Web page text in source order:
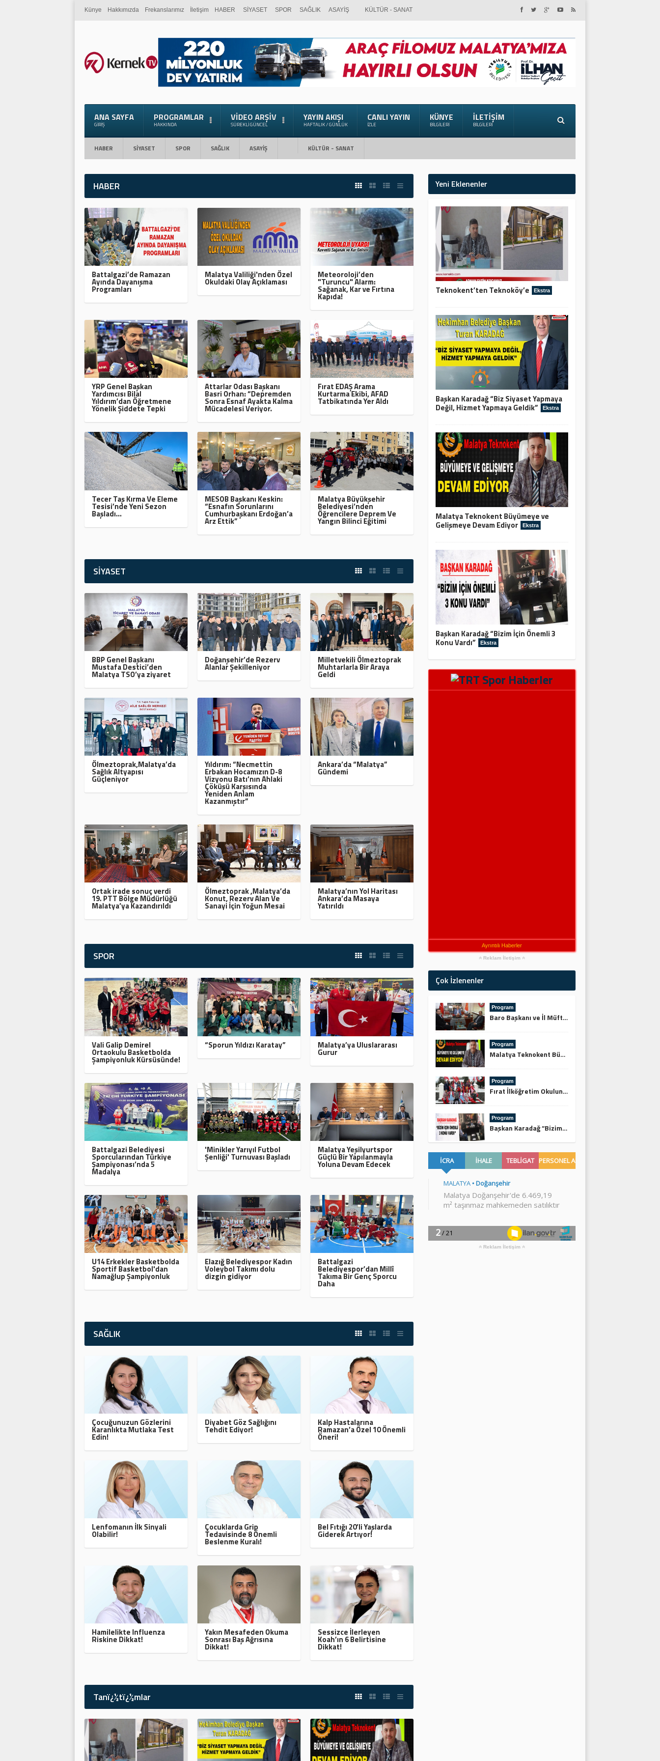
Künye Hakkımızda Frekanslarımız İletişim HABER SİYASET SPOR SAĞLIK ASAYİŞ KÜLTÜR - SANAT
ANA SAYFA
GIRIŞ
PROGRAMLAR
HAKKINDA
VIDEO ARŞIV
SÜREKLI GÜNCEL
YAYIN AKIŞI
HAFTALIK / GÜNLÜK
CANLI YAYIN
İZLE
KÜNYE
BILGILERI
İLETIŞIM
BILGILERI
HABER SİYASET SPOR SAĞLIK ASAYİŞ KÜLTÜR - SANAT
HABER
Battalgazi’de Ramazan
Ayında Dayanışma
Programları
Malatya Valiliği'nden Özel
Okuldaki Olay Açıklaması
Meteoroloji’den
"Turuncu" Alarm:
Sağanak, Kar ve Fırtına
Kapıda!
YRP Genel Başkan
Yardımcısı Bilal
Yıldırım’dan Öğretmene
Yönelik Şiddete Tepki
Attarlar Odası Başkanı
Basri Orhan: “Depremden
Sonra Esnaf Ayakta Kalma
Mücadelesi Veriyor.
Fırat EDAŞ Arama
Kurtarma Ekibi, AFAD
Tatbikatında Yer Aldı
Tecer Taş Kırma Ve Eleme
Tesisi’nde Yeni Sezon
Başladı…
MESOB Başkanı Keskin:
“Esnafın Sorunlarını
Cumhurbaşkanı Erdoğan’a
Arz Ettik”
Malatya Büyükşehir
Belediyesi’nden
Öğrencilere Deprem Ve
Yangın Bilinci Eğitimi
SİYASET
BBP Genel Başkanı
Mustafa Destici’den
Malatya TSO’ya ziyaret
Doğanşehir’de Rezerv
Alanlar Şekilleniyor
Milletvekili Ölmeztoprak
Muhtarlarla Bir Araya
Geldi
Ölmeztoprak,Malatya’da
Sağlık Altyapısı
Güçleniyor
Yıldırım: “Necmettin
Erbakan Hocamızın D-8
Vizyonu Batı’nın Ahlaki
Çöküşü Karşısında
Yeniden Anlam
Kazanmıştır”
Ankara’da “Malatya”
Gündemi
Ortak irade sonuç verdi
19. PTT Bölge Müdürlüğü
Malatya’ya Kazandırıldı
Ölmeztoprak ,Malatya’da
Konut, Rezerv Alan Ve
Sanayi İçin Yoğun Mesai
Malatya’nın Yol Haritası
Ankara’da Masaya
Yatırıldı
SPOR
Vali Galip Demirel
Ortaokulu Basketbolda
Şampiyonluk Kürsüsünde!
“Sporun Yıldızı Karatay” Malatya’ya Uluslararası
Gurur
Battalgazi Belediyesi
Sporcularından Türkiye
Şampiyonası’nda 5
Madalya
'Minikler Yarıyıl Futbol
Şenliği' Turnuvası Başladı
Malatya Yeşilyurtspor
Güçlü Bir Yapılanmayla
Yoluna Devam Edecek
U14 Erkekler Basketbolda
Sportif Basketbol'dan
Namağlup Şampiyonluk
Elazığ Belediyespor Kadın
Voleybol Takımı dolu
dizgin gidiyor
Battalgazi
Belediyespor’dan Millî
Takıma Bir Genç Sporcu
Daha
SAĞLIK
Çocuğunuzun Gözlerini
Karanlıkta Mutlaka Test
Edin!
Diyabet Göz Sağlığını
Tehdit Ediyor!
Kalp Hastalarına
Ramazan’a Özel 10 Önemli
Öneri!
Lenfomanın İlk Sinyali
Olabilir!
Çocuklarda Grip
Tedavisinde 8 Önemli
Beslenme Kuralı!
Bel Fıtığı 20’li Yaşlarda
Giderek Artıyor!
Hamilelikte Influenza
Riskine Dikkat!
Yakın Mesafeden Okuma
Sonrası Baş Ağrısına
Dikkat!
Sessizce İlerleyen
Koah’ın 6 Belirtisine
Dikkat!
Tanï¿½tï¿½mlar
Yeni Eklenenler
Teknokent’ten Teknoköy’e Ekstra
Başkan Karadağ “Biz Siyaset Yapmaya
Değil, Hizmet Yapmaya Geldik” Ekstra
Malatya Teknokent Büyümeye ve
Gelişmeye Devam Ediyor Ekstra
Başkan Karadağ “Bizim İçin Önemli 3
Konu Vardı” Ekstra
Ayrıntılı Haberler
Reklam İletişim
Çok İzlenenler
Program
Baro Başkanı ve İl Müftüsünden Keskin’e Ziyaret
Program
Malatya Teknokent Büyümeye ve Gelişmeye Devam Ediyor
Program
Fırat İlköğretim Okulundan Şehitliğe Ziyaret
Program
Başkan Karadağ “Bizim İçin Önemli 3 Konu Vardı”
Reklam İletişim